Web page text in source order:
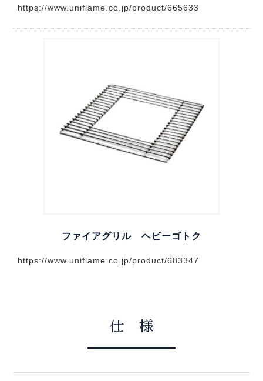
https://www.uniflame.co.jp/product/665633
ファイアグリル ヘビーゴトク
https://www.uniflame.co.jp/product/683347
仕 様